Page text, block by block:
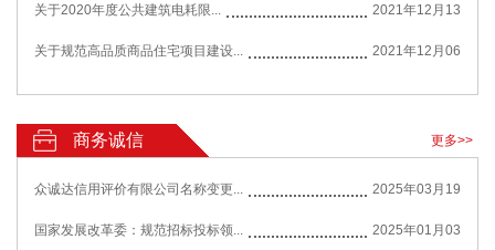
关于2020年度公共建筑电耗限... 2021年12月13
关于规范高品质商品住宅项目建设... 2021年12月06
商务诚信 更多>>
众诚达信用评价有限公司名称变更... 2025年03月19
国家发展改革委：规范招标投标领... 2025年01月03